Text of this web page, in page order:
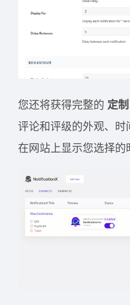
您还将获得完整的 定制
评论和评级的外观、
在网站上显示您选择的